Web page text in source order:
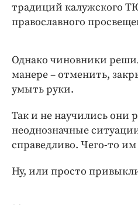
традиций калужского
православного
Однако чиновники
манере – отменить,
умыть руки.
Так и не научились они
неоднозначные
справедливо. Чего-то им
Ну, или просто